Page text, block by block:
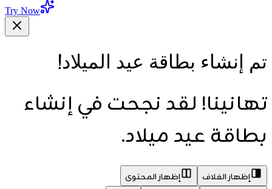
Try Now
تم إنشاء بطاقة عيد الميلاد!
تهانينا! لقد نجحت في إنشاء
بطاقة عيد ميلاد.
إظهار الغلاف
إظهار المحتوى